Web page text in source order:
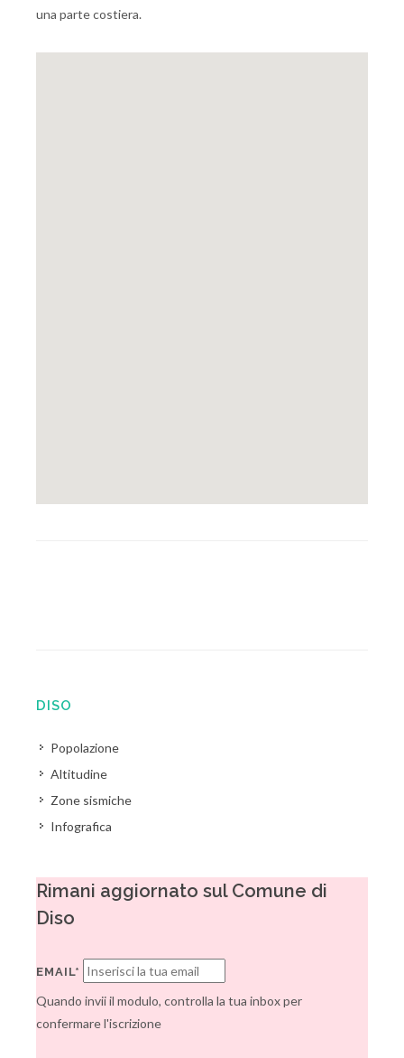
una parte costiera.
DISO
Popolazione
Altitudine
Zone sismiche
Infografica
Rimani aggiornato sul Comune di
Diso
EMAIL*
Quando invii il modulo, controlla la tua inbox per
confermare l'iscrizione